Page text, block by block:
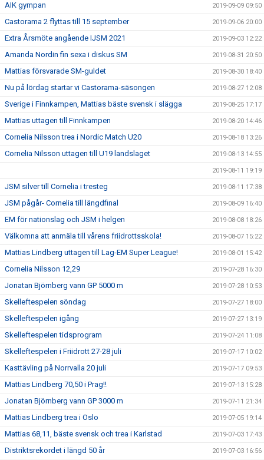
AIK gympan 2019-09-09 09:50
Castorama 2 flyttas till 15 september 2019-09-06 20:00
Extra Årsmöte angående IJSM 2021 2019-09-03 12:22
Amanda Nordin fin sexa i diskus SM 2019-08-31 20:50
Mattias försvarade SM-guldet 2019-08-30 18:40
Nu på lördag startar vi Castorama-säsongen 2019-08-27 12:08
Sverige i Finnkampen, Mattias bäste svensk i slägga 2019-08-25 17:17
Mattias uttagen till Finnkampen 2019-08-20 14:46
Cornelia Nilsson trea i Nordic Match U20 2019-08-18 13:26
Cornelia Nilsson uttagen till U19 landslaget 2019-08-13 14:55
2019-08-11 19:19
JSM silver till Cornelia i tresteg 2019-08-11 17:38
JSM pågår- Cornelia till längdfinal 2019-08-09 16:40
EM för nationslag och JSM i helgen 2019-08-08 18:26
Välkomna att anmäla till vårens friidrottsskola! 2019-08-07 15:22
Mattias Lindberg uttagen till Lag-EM Super League! 2019-08-01 15:42
Cornelia Nilsson 12,29 2019-07-28 16:30
Jonatan Björnberg vann GP 5000 m 2019-07-28 10:53
Skelleftespelen söndag 2019-07-27 18:00
Skelleftespelen igång 2019-07-27 13:19
Skelleftespelen tidsprogram 2019-07-24 11:08
Skelleftespelen i Friidrott 27-28 juli 2019-07-17 10:02
Kasttävling på Norrvalla 20 juli 2019-07-17 09:53
Mattias Lindberg 70,50 i Prag!! 2019-07-13 15:28
Jonatan Björnberg vann GP 3000 m 2019-07-11 21:34
Mattias Lindberg trea i Oslo 2019-07-05 19:14
Mattias 68,11, bäste svensk och trea i Karlstad 2019-07-03 17:43
Distriktsrekordet i längd 50 år 2019-07-03 16:56